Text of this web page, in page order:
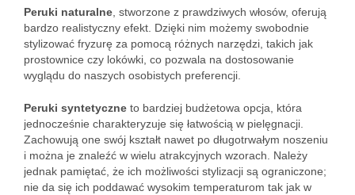
Peruki naturalne , stworzone z prawdziwych włosów, oferują
bardzo realistyczny efekt. Dzięki nim możemy swobodnie
stylizować fryzurę za pomocą różnych narzędzi, takich jak
prostownice czy lokówki, co pozwala na dostosowanie
wyglądu do naszych osobistych preferencji.
Peruki syntetyczne to bardziej budżetowa opcja, która
jednocześnie charakteryzuje się łatwością w pielęgnacji.
Zachowują one swój kształt nawet po długotrwałym noszeniu
i można je znaleźć w wielu atrakcyjnych wzorach. Należy
jednak pamiętać, że ich możliwości stylizacji są ograniczone;
nie da się ich poddawać wysokim temperaturom tak jak w